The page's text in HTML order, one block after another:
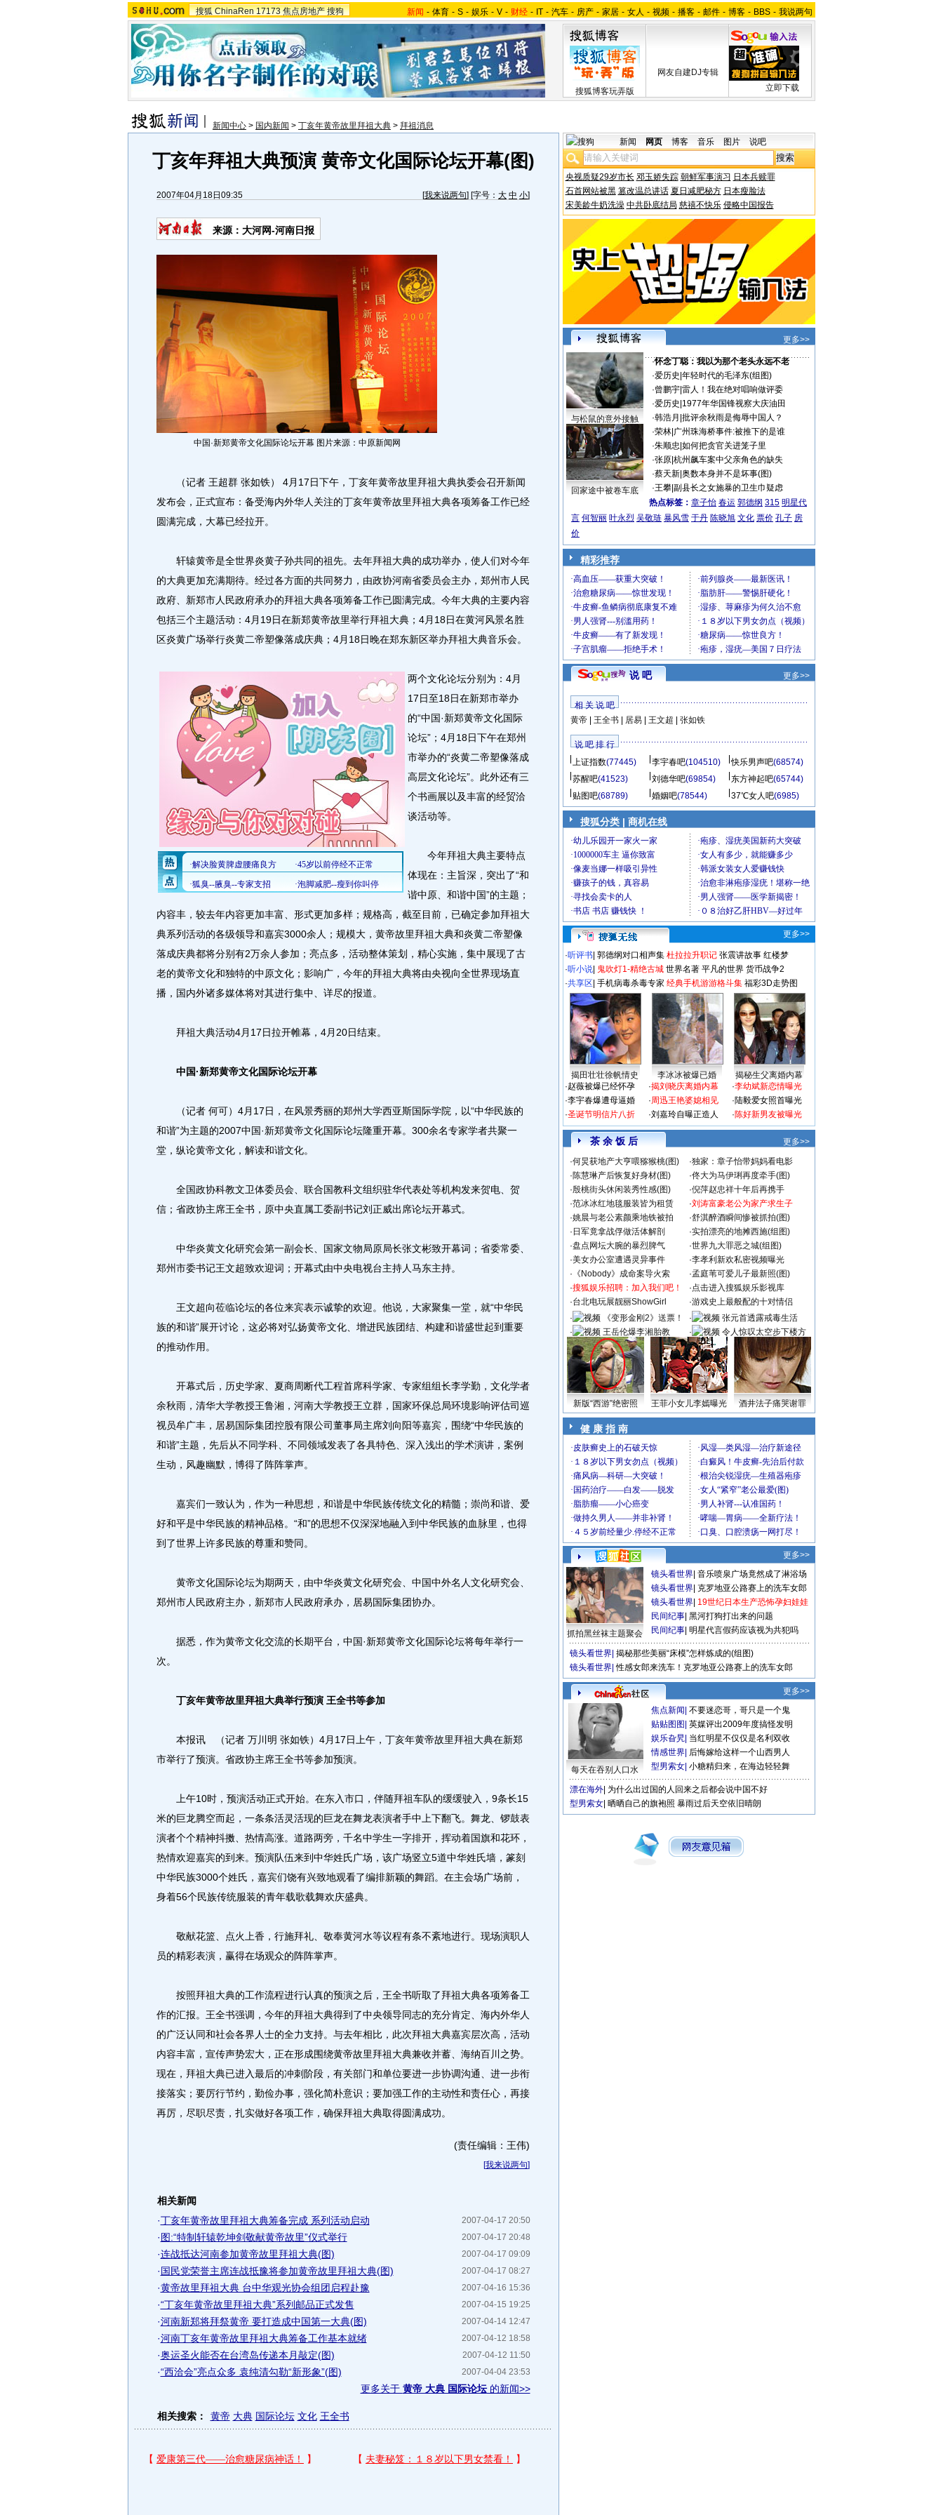
搜狐 ChinaRen 17173 焦点房地产 搜狗 新闻 - 体育 - S - 娱乐 - V - 财经 - IT - 汽车 - 房产 - 家居 - 女人 - 视频 - 播客 - 邮件 - 博客 - BBS - 我说两句
搜狐博客玩弄版
网友自建DJ专辑
立即下载
新闻中心 > 国内新闻 > 丁亥年黄帝故里拜祖大典 > 拜祖消息
丁亥年拜祖大典预演 黄帝文化国际论坛开幕(图)
2007年04月18日09:35 [我来说两句] [字号： 大 中 小]
来源：大河网-河南日报
中国·新郑黄帝文化国际论坛开幕 图片来源：中原新闻网
（记者 王超群 张如铁） 4月17日下午，丁亥年黄帝故里拜祖大典执委会召开新闻
发布会，正式宣布：备受海内外华人关注的丁亥年黄帝故里拜祖大典各项筹备工作已经
圆满完成，大幕已经拉开。
轩辕黄帝是全世界炎黄子孙共同的祖先。去年拜祖大典的成功举办，使人们对今年
的大典更加充满期待。经过各方面的共同努力，由政协河南省委员会主办，郑州市人民
政府、新郑市人民政府承办的拜祖大典各项筹备工作已圆满完成。今年大典的主要内容
包括三个主题活动：4月19日在新郑黄帝故里举行拜祖大典；4月18日在黄河风景名胜
区炎黄广场举行炎黄二帝塑像落成庆典；4月18日晚在郑东新区举办拜祖大典音乐会。
两个文化论坛分别为：4月
17日至18日在新郑市举办
的“中国·新郑黄帝文化国际
论坛”；4月18日下午在郑州
市举办的“炎黄二帝塑像落成
高层文化论坛”。此外还有三
个书画展以及丰富的经贸洽
谈活动等。
今年拜祖大典主要特点
体现在：主旨深，突出了“和
谐中原、和谐中国”的主题；
内容丰，较去年内容更加丰富、形式更加多样；规格高，截至目前，已确定参加拜祖大
典系列活动的各级领导和嘉宾3000余人；规模大，黄帝故里拜祖大典和炎黄二帝塑像
落成庆典都将分别有2万余人参加；亮点多，活动整体策划，精心实施，集中展现了古
老的黄帝文化和独特的中原文化；影响广，今年的拜祖大典将由央视向全世界现场直
播，国内外诸多媒体将对其进行集中、详尽的报道。
拜祖大典活动4月17日拉开帷幕，4月20日结束。
中国·新郑黄帝文化国际论坛开幕
（记者 何可）4月17日，在风景秀丽的郑州大学西亚斯国际学院，以“中华民族的
和谐”为主题的2007中国·新郑黄帝文化国际论坛隆重开幕。300余名专家学者共聚一
堂，纵论黄帝文化，解读和谐文化。
全国政协科教文卫体委员会、联合国教科文组织驻华代表处等机构发来贺电、贺
信；省政协主席王全书，原中央直属工委副书记刘正威出席论坛开幕式。
中华炎黄文化研究会第一副会长、国家文物局原局长张文彬致开幕词；省委常委、
郑州市委书记王文超致欢迎词；开幕式由中央电视台主持人马东主持。
王文超向莅临论坛的各位来宾表示诚挚的欢迎。他说，大家聚集一堂，就“中华民
族的和谐”展开讨论，这必将对弘扬黄帝文化、增进民族团结、构建和谐盛世起到重要
的推动作用。
开幕式后，历史学家、夏商周断代工程首席科学家、专家组组长李学勤，文化学者
余秋雨，清华大学教授王鲁湘，河南大学教授王立群，国家环保总局环境影响评估司巡
视员牟广丰，居易国际集团控股有限公司董事局主席刘向阳等嘉宾，围绕“中华民族的
和谐”主题，先后从不同学科、不同领域发表了各具特色、深入浅出的学术演讲，案例
生动，风趣幽默，博得了阵阵掌声。
嘉宾们一致认为，作为一种思想，和谐是中华民族传统文化的精髓；崇尚和谐、爱
好和平是中华民族的精神品格。“和”的思想不仅深深地融入到中华民族的血脉里，也得
到了世界上许多民族的尊重和赞同。
黄帝文化国际论坛为期两天，由中华炎黄文化研究会、中国中外名人文化研究会、
郑州市人民政府主办，新郑市人民政府承办，居易国际集团协办。
据悉，作为黄帝文化交流的长期平台，中国·新郑黄帝文化国际论坛将每年举行一
次。
丁亥年黄帝故里拜祖大典举行预演 王全书等参加
本报讯 （记者 万川明 张如铁）4月17日上午，丁亥年黄帝故里拜祖大典在新郑
市举行了预演。省政协主席王全书等参加预演。
上午10时，预演活动正式开始。在东入市口，伴随拜祖车队的缓缓驶入，9条长15
米的巨龙腾空而起，一条条活灵活现的巨龙在舞龙表演者手中上下翻飞。舞龙、锣鼓表
演者个个精神抖擞、热情高涨。道路两旁，千名中学生一字排开，挥动着国旗和花环，
热情欢迎嘉宾的到来。预演队伍来到中华姓氏广场，该广场竖立5道中华姓氏墙，篆刻
中华民族3000个姓氏，嘉宾们饶有兴致地观看了编排新颖的舞蹈。在主会场广场前，
身着56个民族传统服装的青年载歌载舞欢庆盛典。
敬献花篮、点火上香，行施拜礼、敬奉黄河水等议程有条不紊地进行。现场演职人
员的精彩表演，赢得在场观众的阵阵掌声。
按照拜祖大典的工作流程进行认真的预演之后，王全书听取了拜祖大典各项筹备工
作的汇报。王全书强调，今年的拜祖大典得到了中央领导同志的充分肯定、海内外华人
的广泛认同和社会各界人士的全力支持。与去年相比，此次拜祖大典嘉宾层次高，活动
内容丰富，宣传声势宏大，正在形成围绕黄帝故里拜祖大典兼收并蓄、海纳百川之势。
现在，拜祖大典已进入最后的冲刺阶段，有关部门和单位要进一步协调沟通、进一步衔
接落实；要厉行节约，勤俭办事，强化简朴意识；要加强工作的主动性和责任心，再接
再厉，尽职尽责，扎实做好各项工作，确保拜祖大典取得圆满成功。
(责任编辑：王伟)
[我来说两句]
相关新闻
2007-04-17 20:50
·丁亥年黄帝故里拜祖大典筹备完成 系列活动启动
2007-04-17 20:48
·图:“特制轩辕乾坤剑敬献黄帝故里”仪式举行
2007-04-17 09:09
·连战抵达河南参加黄帝故里拜祖大典(图)
2007-04-17 08:27
·国民党荣誉主席连战抵豫将参加黄帝故里拜祖大典(图)
2007-04-16 15:36
·黄帝故里拜祖大典 台中华观光协会组团启程赴豫
2007-04-15 19:25
·“丁亥年黄帝故里拜祖大典”系列邮品正式发售
2007-04-14 12:47
·河南新郑将拜祭黄帝 要打造成中国第一大典(图)
2007-04-12 18:58
·河南丁亥年黄帝故里拜祖大典筹备工作基本就绪
2007-04-12 11:50
·奥运圣火能否在台湾岛传递本月敲定(图)
2007-04-04 23:53
·“西洽会”亮点众多 袁纯清勾勒“新形象”(图)
更多关于 黄帝 大典 国际论坛的新闻>>
相关搜索： 黄帝 大典 国际论坛 文化 王全书
新闻 网页 博客 音乐 图片 说吧
央视质疑29岁市长 邓玉娇失踪 朝鲜军事演习 日本兵赎罪
石首网站被黑 篡改温总讲话 夏日减肥秘方 日本瘦脸法
宋美龄牛奶洗澡 中共卧底结局 慈禧不快乐 侵略中国报告
更多>>
与松鼠的意外接触
回家途中被卷车底
·怀念丁聪：我以为那个老头永远不老
·爱历史 年轻时代的毛泽东(组图)
·曾鹏宇| 雷人！我在绝对唱响做评委
·爱历史 1977年华国锋视察大庆油田
·韩浩月 批评余秋雨是侮辱中国人？
·荣林| 广州珠海桥事件:被推下的是谁
·朱顺忠 如何把贪官关进笼子里
·张原| 杭州飙车案中父亲角色的缺失
·蔡天新| 奥数本身并不是坏事(图)
·王攀| 副县长之女施暴的卫生巾疑虑
热点标签： 章子怡 春运 郭德纲 315 明星代
言 何智丽 叶永烈 吴敬琏 暴风雪 于丹 陈晓旭 文化 票价 孔子 房
价
精彩推荐
说 吧 更多>>
相 关 说 吧
黄帝
王全书| 居易| 王文超 张如铁
说 吧 排 行
上证指数(77445) 李宇春吧(104510) 快乐男声吧(68574)
苏醒吧(41523) 刘德华吧(69854) 东方神起吧(65744)
贴图吧(68789) 婚姻吧(78544) 37℃女人吧(6985)
搜狐分类 | 商机在线
更多>>
·听评书 郭德纲对口相声集 杜拉拉升职记 张震讲故事 红楼梦
·听小说 鬼吹灯1-精绝古城 世界名著 平凡的世界 货币战争2
·共享区 手机病毒杀毒专家 经典手机游游格斗集 福彩3D走势图
揭田壮壮徐帆情史 李冰冰被爆已婚
揭秘生父离婚内幕
·赵薇被爆已经怀孕
·李宇春爆遭母逼婚
·圣诞节明信片八折
·揭刘晓庆离婚内幕
·周迅王艳婆媳相见
·刘嘉玲自曝正造人
·李幼斌新恋情曝光
·陆毅爱女照首曝光
·陈好新男友被曝光
茶 余 饭 后
更多>>
·何炅获地产大亨喂猕猴桃(图) ·独家：章子怡带妈妈看电影
·陈慧琳产后恢复好身材(图) ·佟大为马伊琍再度牵手(图)
·殷桃街头休闲装秀性感(图) ·倪萍赵忠祥十年后再携手
·范冰冰红地毯服装皆为租赁 ·刘涛富豪老公为家产求生子
·姚晨与老公素颜乘地铁被拍 ·舒淇醉酒瞬间惨被抓拍(图)
· 日军竟拿战俘做活体解剖 ·实拍漂亮的地摊西施(组图)
·盘点网坛大腕的暴烈脾气 ·世界九大罪恶之城(组图)
·美女办公室遭遇灵异事件 ·李孝利新欢私密视频曝光
· 《Nobody》成命案导火索 ·孟庭苇可爱儿子最新照(图)
·搜狐娱乐招聘：加入我们吧！ ·点击进入搜狐娱乐影视库
·台北电玩展靓丽ShowGirl ·游戏史上最般配的十对情侣
·
《变形金刚2》送票！ ·
张元首透露戒毒生活
·
王岳伦爆李湘胎教 ·
令人惊叹太空步下楼方
式
新版“西游”绝密照 王菲小女儿李嫣曝光 酒井法子痛哭谢罪
健 康 指 南
更多>>
抓拍黑丝袜主题聚会
镜头看世界 音乐喷泉广场竟然成了淋浴场
镜头看世界 克罗地亚公路赛上的洗车女郎
镜头看世界 19世纪日本生产恐怖孕妇娃娃
民间纪事 黑河打狗打出来的问题
民间纪事 明星代言假药应该视为共犯吗
镜头看世界 揭秘那些美丽“床模”怎样炼成的(组图)
镜头看世界 性感女郎来洗车！克罗地亚公路赛上的洗车女郎
更多>>
每天在吞别人口水
焦点新闻 不要迷恋哥，哥只是一个鬼
贴贴图图 英媒评出2009年度搞怪发明
娱乐旮旯 当红明星不仅仅是名利双收
情感世界 后悔嫁给这样一个山西男人
型男索女 小糖精归来，在海边轻轻舞
漂在海外 为什么出过国的人回来之后都会说中国不好
型男索女 晒晒自己的旗袍照 暴雨过后天空依旧晴朗